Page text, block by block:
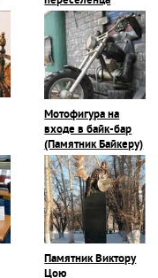
Мотофигура на
входе в байк-бар
(Памятник Байкеру)
Памятник Виктору
Цою